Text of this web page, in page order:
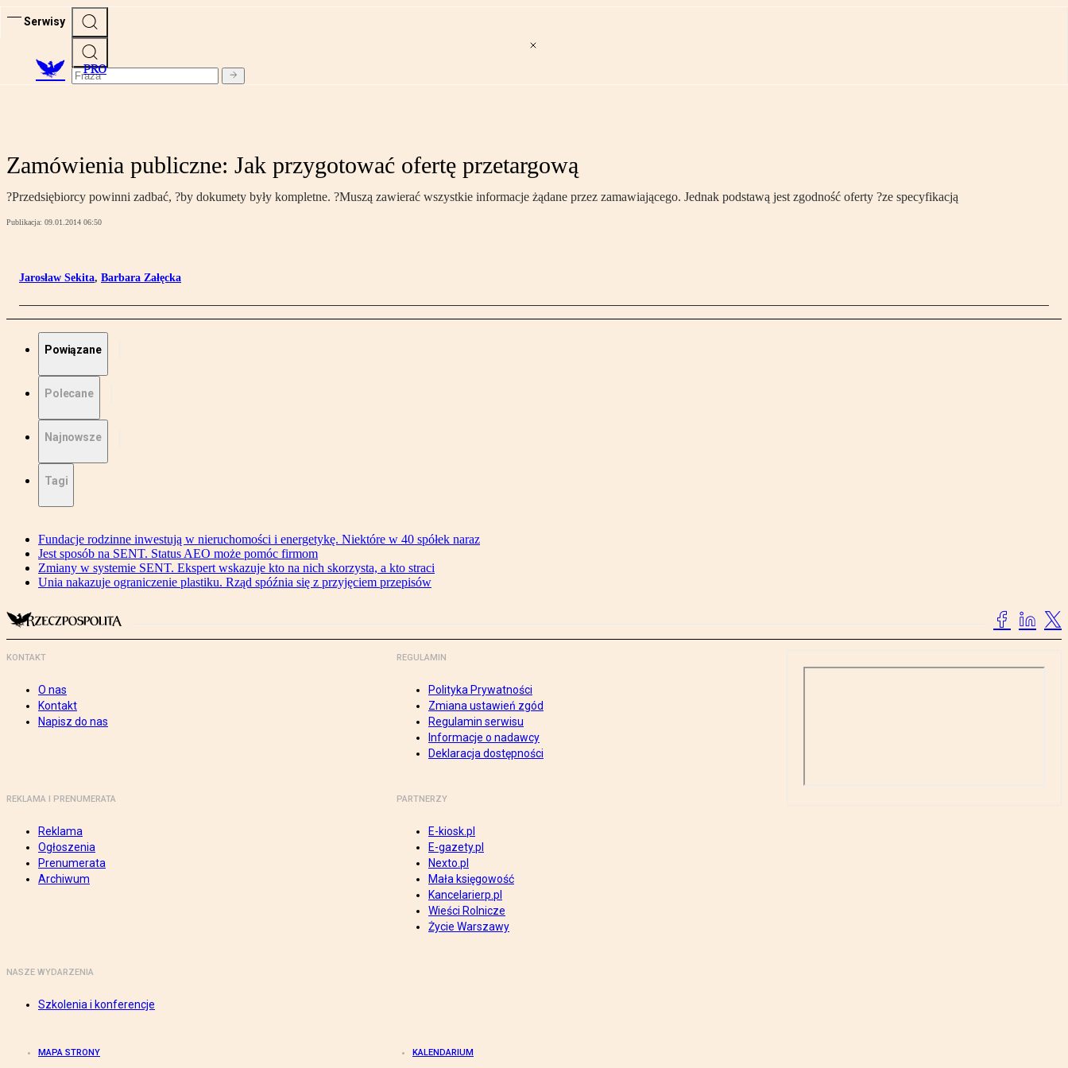
Serwisy
PRO
Zamówienia publiczne: Jak przygotować ofertę przetargową
?Przedsiębiorcy powinni zadbać, ?by dokumety były kompletne. ?Muszą zawierać wszystkie informacje żądane przez zamawiającego. Jednak podstawą jest zgodność oferty ?ze specyfikacją
Publikacja: 09.01.2014 06:50
Jarosław Sekita, Barbara Załęcka
Powiązane
Polecane
Najnowsze
Tagi
Fundacje rodzinne inwestują w nieruchomości i energetykę. Niektóre w 40 spółek naraz
Jest sposób na SENT. Status AEO może pomóc firmom
Zmiany w systemie SENT. Ekspert wskazuje kto na nich skorzysta, a kto straci
Unia nakazuje ograniczenie plastiku. Rząd spóźnia się z przyjęciem przepisów
KONTAKT
O nas
Kontakt
Napisz do nas
REGULAMIN
Polityka Prywatności
Zmiana ustawień zgód
Regulamin serwisu
Informacje o nadawcy
Deklaracja dostępności
REKLAMA I PRENUMERATA
Reklama
Ogłoszenia
Prenumerata
Archiwum
PARTNERZY
E-kiosk.pl
E-gazety.pl
Nexto.pl
Mała księgowość
Kancelarierp.pl
Wieści Rolnicze
Życie Warszawy
NASZE WYDARZENIA
Szkolenia i konferencje
MAPA STRONY KALENDARIUM